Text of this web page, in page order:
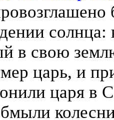
в свою
царь, и
царя в